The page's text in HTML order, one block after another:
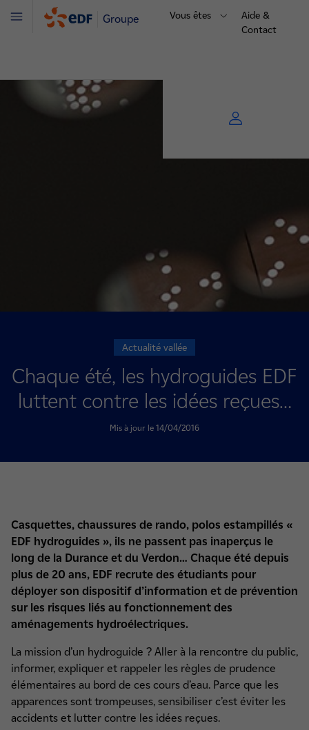
Groupe Vous êtes
Aide &
Contact
Menu
Actualité vallée
Chaque été, les hydroguides EDF
luttent contre les idées reçues…
Mis à jour le 14/04/2016
Casquettes, chaussures de rando, polos estampillés «
EDF hydroguides », ils ne passent pas inaperçus le
long de la Durance et du Verdon… Chaque été depuis
plus de 20 ans, EDF recrute des étudiants pour
déployer son dispositif d’information et de prévention
sur les risques liés au fonctionnement des
aménagements hydroélectriques.
La mission d’un hydroguide ? Aller à la rencontre du public,
informer, expliquer et rappeler les règles de prudence
élémentaires au bord de ces cours d’eau. Parce que les
apparences sont trompeuses, sensibiliser c’est éviter les
accidents et lutter contre les idées reçues.